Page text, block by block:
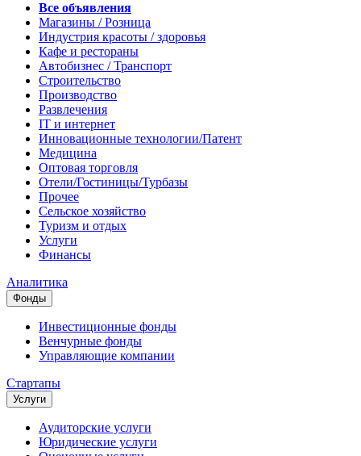
Все объявления
Магазины / Розница
Индустрия красоты / здоровья
Кафе и рестораны
Автобизнес / Транспорт
Строительство
Производство
Развлечения
IT и интернет
Инновационные технологии/Патент
Медицина
Оптовая торговля
Отели/Гостиницы/Турбазы
Прочее
Сельское хозяйство
Туризм и отдых
Услуги
Финансы
Аналитика
Фонды
Инвестиционные фонды
Венчурные фонды
Управляющие компании
Стартапы
Услуги
Аудиторские услуги
Юридические услуги